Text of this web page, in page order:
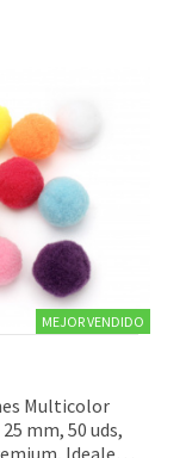
MEJOR VENDIDO
Multicolor
mm, 50 uds,
Ideales